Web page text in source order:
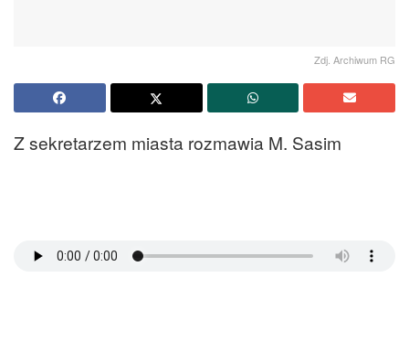
Zdj. Archiwum RG
Z sekretarzem miasta rozmawia M. Sasim